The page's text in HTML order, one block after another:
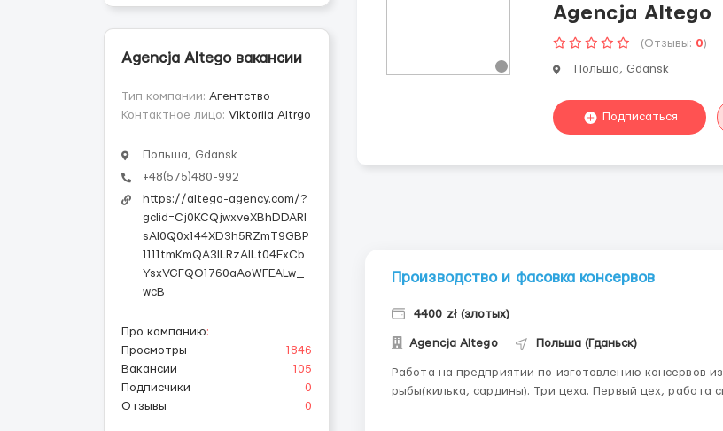
Agencja Altego вакансии
Тип компании: Агентство
Контактное лицо: Viktoriia Altrgo
Польша, Gdansk
+48(575)480-992
https://altego-agency.com/?
gclid=Cj0KCQjwxveXBhDDARI
sAI0Q0x144XD3h5RZmT9GBP
1111tmKmQA3lLRzAILt04ExCb
YsxVGFQO1760aAoWFEALw_
wcB
Про компанию:
Просмотры
1846
Вакансии
105
Подписчики
0
Отзывы
0
Agencja Altego
(Отзывы: 0)
Польша, Gdansk
Подписаться
Производство и фасовка консервов
4400 zł (злотых)
Agencja Altego Польша (Гданьск)
Работа на предприятии по изготовлению консервов из
рыбы(килька, сардины). Три цеха. Первый цех, работа сидячая: на